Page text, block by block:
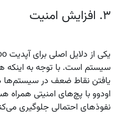
3. افزایش امنیت
سیستم است. با توجه به اینکه
یافتن نقاط ضعف در
اودوو با پچ‌های امنیتی همراه
نفوذهای احتمالی جلوگیری